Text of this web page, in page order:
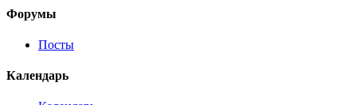
Форумы
Посты
Календарь